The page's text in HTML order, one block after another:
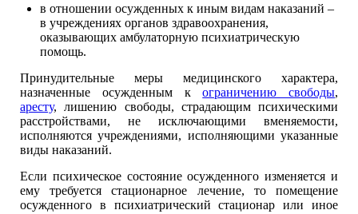
в отношении осужденных к иным видам наказаний –
в учреждениях органов здравоохранения,
оказывающих амбулаторную психиатрическую
помощь.
Принудительные меры медицинского характера,
назначенные осужденным кограничению свободы,
аресту, лишению свободы, страдающим психическими
расстройствами, не исключающими вменяемости,
исполняются учреждениями, исполняющими указанные
виды наказаний.
Если психическое состояние осужденного изменяется и
ему требуется стационарное лечение, то помещение
осужденного в психиатрический стационар или иное